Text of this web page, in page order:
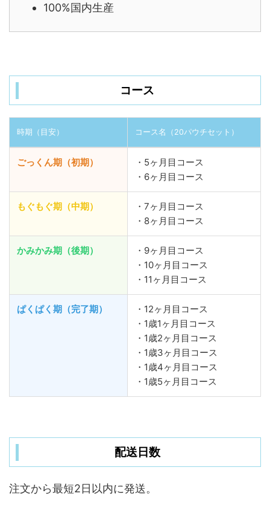
100%国内生産
コース
時期（目安） コース名（20パウチセット）
ごっくん期（初期）
・5ヶ月目コース
・6ヶ月目コース
もぐもぐ期（中期）
・7ヶ月目コース
・8ヶ月目コース
かみかみ期（後期）
・9ヶ月目コース
・10ヶ月目コース
・11ヶ月目コース
ぱくぱく期（完了期）
・12ヶ月目コース
・1歳1ヶ月目コース
・1歳2ヶ月目コース
・1歳3ヶ月目コース
・1歳4ヶ月目コース
・1歳5ヶ月目コース
配送日数
注文から最短2日以内に発送。